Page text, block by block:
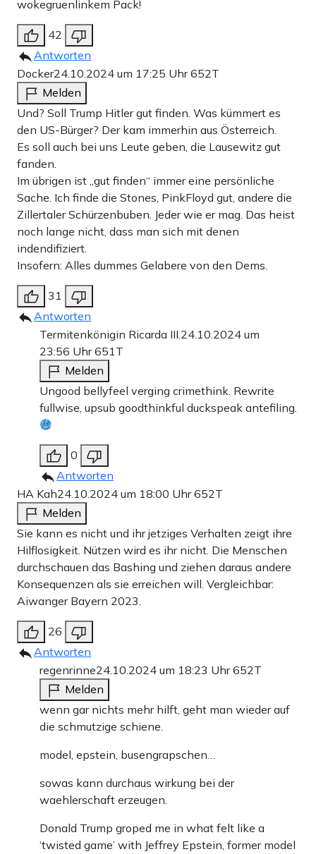
wokegruenlinkem Pack!
42
Antworten
Docker24.10.2024 um 17:25 Uhr652T
Melden
Und? Soll Trump Hitler gut finden. Was kümmert es
den US-Bürger? Der kam immerhin aus Österreich.
Es soll auch bei uns Leute geben, die Lausewitz gut
fanden.
Im übrigen ist „gut finden“ immer eine persönliche
Sache. Ich finde die Stones, PinkFloyd gut, andere die
Zillertaler Schürzenbuben. Jeder wie er mag. Das heist
noch lange nicht, dass man sich mit denen
indendifiziert.
Insofern: Alles dummes Gelabere von den Dems.
31
Antworten
Termitenkönigin Ricarda III.24.10.2024 um
23:56 Uhr651T
Melden
Ungood bellyfeel verging crimethink. Rewrite
fullwise, upsub goodthinkful duckspeak antefiling.
0
Antworten
HA Kah24.10.2024 um 18:00 Uhr652T
Melden
Sie kann es nicht und ihr jetziges Verhalten zeigt ihre
Hilflosigkeit. Nützen wird es ihr nicht. Die Menschen
durchschauen das Bashing und ziehen daraus andere
Konsequenzen als sie erreichen will. Vergleichbar:
Aiwanger Bayern 2023.
26
Antworten
regenrinne24.10.2024 um 18:23 Uhr652T
Melden
wenn gar nichts mehr hilft, geht man wieder auf
die schmutzige schiene.
model, epstein, busengrapschen…
sowas kann durchaus wirkung bei der
waehlerschaft erzeugen.
Donald Trump groped me in what felt like a
‘twisted game’ with Jeffrey Epstein, former model